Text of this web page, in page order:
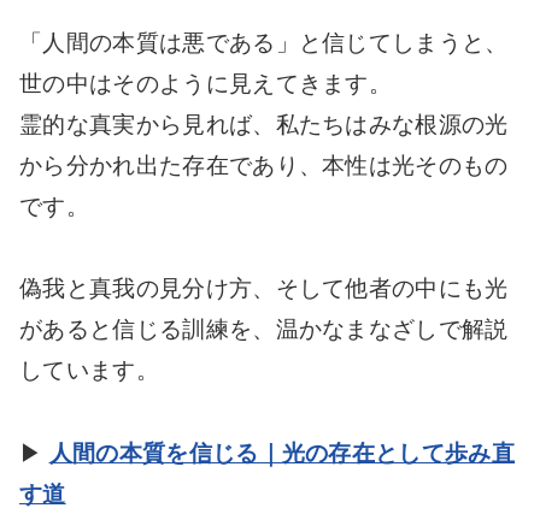
「人間の本質は悪である」と信じてしまうと、
世の中はそのように見えてきます。
霊的な真実から見れば、私たちはみな根源の光
から分かれ出た存在であり、本性は光そのもの
です。
偽我と真我の見分け方、そして他者の中にも光
があると信じる訓練を、温かなまなざしで解説
しています。
▶
人間の本質を信じる｜光の存在として歩み直
す道